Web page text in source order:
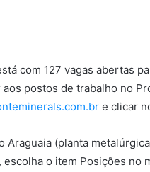
com 127 vagas abertas
postos de trabalho no
e clicar
Araguaia (planta
, escolha o item Posições no